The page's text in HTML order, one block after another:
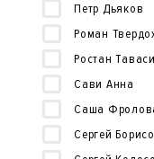
Петр Дьяков
Роман
Ростан
Сави Анна
Саша
Сергей